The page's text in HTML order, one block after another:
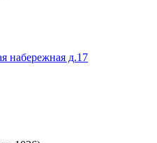
набережная д.17